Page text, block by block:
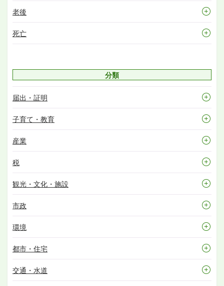
老後
死亡
分類
届出・証明
子育て・教育
産業
税
観光・文化・施設
市政
環境
都市・住宅
交通・水道